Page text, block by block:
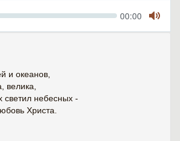
Seek Current
00:00
Mute
и океанов,
велика,
светил небесных -
Христа.